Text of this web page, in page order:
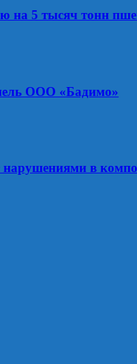
на 5 тысяч тонн
ООО «Бадимо»
в